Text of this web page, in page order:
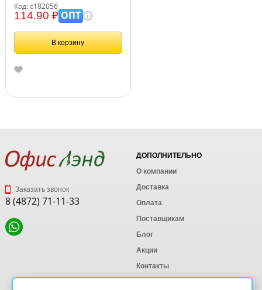
BRAUBERG, 182056
Код: с182056
114.90 ₽ОПТ
В корзину
Заказать звонок
8 (4872) 71-11-33
ДОПОЛНИТЕЛЬНО
О компании
Доставка
Оплата
Поставщикам
Блог
Акции
Контакты